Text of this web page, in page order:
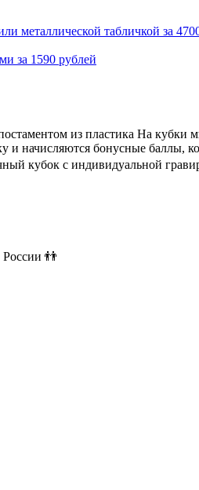
металлической табличкой за
за 1590 рублей
из пластика На кубки
и начисляются бонусные баллы,
кубок с индивидуальной
России 👬